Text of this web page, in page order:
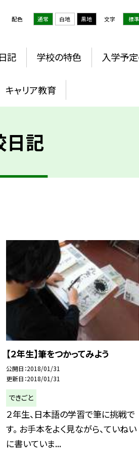
配色 通常 白地 黒地 文字 標準
記 学校の特色 入学予
キャリア教育
日記
【２年生】筆をつかってみよう
公開日 2018/01/31
更新日 2018/01/31
できごと
２年生、日本語の学習で筆に挑戦で
す。 お手本をよく見ながら、ていねい
に書いていま...